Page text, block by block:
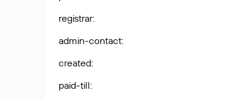
registrar:
admin-contact:
created:
paid-till: